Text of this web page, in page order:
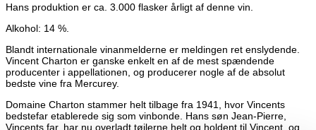
Hans produktion er ca. 3.000 flasker årligt af denne vin.
Alkohol: 14 %.
Blandt internationale vinanmelderne er meldingen ret enslydende.
Vincent Charton er ganske enkelt en af de mest spændende
producenter i appellationen, og producerer nogle af de absolut
bedste vine fra Mercurey.
Domaine Charton stammer helt tilbage fra 1941, hvor Vincents
bedstefar etablerede sig som vinbonde. Hans søn Jean-Pierre,
Vincents far, har nu overladt tøjlerne helt og holdent til Vincent, og